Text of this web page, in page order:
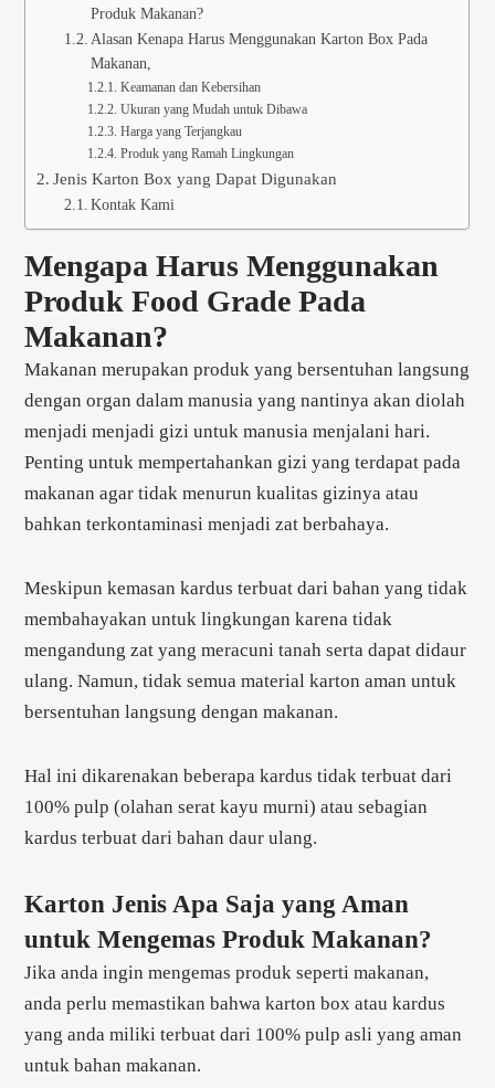
Produk Makanan?
Alasan Kenapa Harus Menggunakan Karton Box Pada
Makanan,
Keamanan dan Kebersihan
Ukuran yang Mudah untuk Dibawa
Harga yang Terjangkau
Produk yang Ramah Lingkungan
Jenis Karton Box yang Dapat Digunakan
Kontak Kami
Mengapa Harus Menggunakan
Produk Food Grade Pada
Makanan?
Makanan merupakan produk yang bersentuhan langsung
dengan organ dalam manusia yang nantinya akan diolah
menjadi menjadi gizi untuk manusia menjalani hari.
Penting untuk mempertahankan gizi yang terdapat pada
makanan agar tidak menurun kualitas gizinya atau
bahkan terkontaminasi menjadi zat berbahaya.
Meskipun kemasan kardus terbuat dari bahan yang tidak
membahayakan untuk lingkungan karena tidak
mengandung zat yang meracuni tanah serta dapat didaur
ulang. Namun, tidak semua material karton aman untuk
bersentuhan langsung dengan makanan.
Hal ini dikarenakan beberapa kardus tidak terbuat dari
100% pulp (olahan serat kayu murni) atau sebagian
kardus terbuat dari bahan daur ulang.
Karton Jenis Apa Saja yang Aman
untuk Mengemas Produk Makanan?
Jika anda ingin mengemas produk seperti makanan,
anda perlu memastikan bahwa karton box atau kardus
yang anda miliki terbuat dari 100% pulp asli yang aman
untuk bahan makanan.